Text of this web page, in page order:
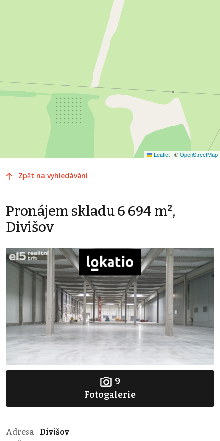
Leaflet | ©OpenStreetMap
Zpět na vyhledávání
Pronájem skladu 6 694 m²,
Divišov
9
Fotogalerie
Adresa
Divišov